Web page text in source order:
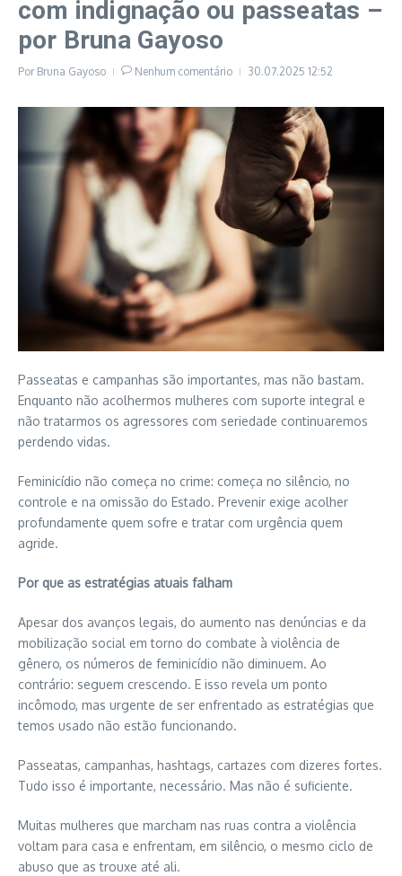
com indignação ou passeatas –
por Bruna Gayoso
Por Bruna Gayoso Nenhum comentário 30.07.2025 12:52
Passeatas e campanhas são importantes, mas não bastam.
Enquanto não acolhermos mulheres com suporte integral e
não tratarmos os agressores com seriedade continuaremos
perdendo vidas.
Feminicídio não começa no crime: começa no silêncio, no
controle e na omissão do Estado. Prevenir exige acolher
profundamente quem sofre e tratar com urgência quem
agride.
Por que as estratégias atuais falham
Apesar dos avanços legais, do aumento nas denúncias e da
mobilização social em torno do combate à violência de
gênero, os números de feminicídio não diminuem. Ao
contrário: seguem crescendo. E isso revela um ponto
incômodo, mas urgente de ser enfrentado as estratégias que
temos usado não estão funcionando.
Passeatas, campanhas, hashtags, cartazes com dizeres fortes.
Tudo isso é importante, necessário. Mas não é suficiente.
Muitas mulheres que marcham nas ruas contra a violência
voltam para casa e enfrentam, em silêncio, o mesmo ciclo de
abuso que as trouxe até ali.